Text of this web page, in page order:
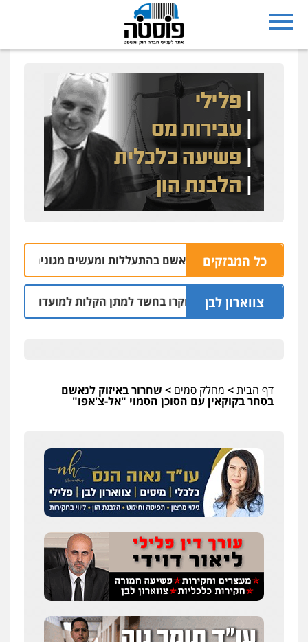
כל המבזקים
במושב אליכין נאשם בהתעללות ומעשים מגונים בשתי פועלות
צווארון לבן
שוטרים נחקרו בחשד למתן הקלות למועדון בבעלות
דף הבית> מחלק סמים > שחרור באיזוק לנאשם
בסחר בקוקאין עם הסוכן הסמוי "אל-צ'אפו"
עו"ד אלון קריטי
פלילי כלכלי אלימות סמים מעצרים
0525544654
שני אלגרבלי – משרד עורכי דין
פלילי עורכי דין לענייני אסירים תעבורה